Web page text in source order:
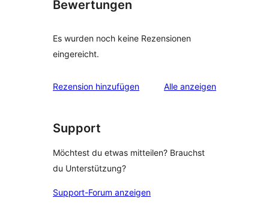
Bewertungen
Es wurden noch keine Rezensionen
eingereicht.
Rezension hinzufügen Alle Rezensionen
anzeigen
Support
Möchtest du etwas mitteilen? Brauchst
du Unterstützung?
Support-Forum anzeigen